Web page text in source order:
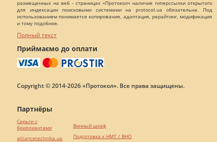
размещенных на веб - страницах «Протокол» наличие гиперссылки открытого
для индексации поисковыми системами на protocol.ua обязательна. Под
использованием понимается копирования, адаптация, рерайтинг, модификация
и тому подобное.
Полный текст
Приймаємо до оплати
Copyright © 2014-2026 «Протокол». Все права защищены.
Партнёры
Серьги с
бриллиантами
alliancetechnika.ua
Винный шкаф
Подготовка к НМТ / ВНО